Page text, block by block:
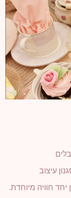
עיצוב
יחד חוויה מיוחדת.